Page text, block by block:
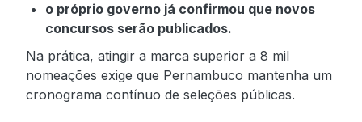
o próprio governo já confirmou que novos
concursos serão publicados.
Na prática, atingir a marca superior a 8 mil
nomeações exige que Pernambuco mantenha um
cronograma contínuo de seleções públicas.